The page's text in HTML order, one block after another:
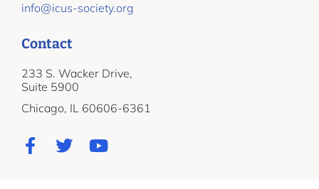
info@icus-society.org
Contact
233 S. Wacker Drive,
Suite 5900
Chicago, IL 60606-6361